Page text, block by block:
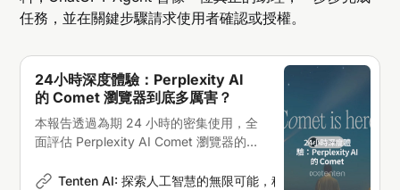
任務，並在關鍵步驟請求使用者確認或授權。
24小時深度體驗：Perplexity AI
的 Comet 瀏覽器到底多厲害？
本報告透過為期 24 小時的密集使用，全
面評估 Perplexity AI Comet 瀏覽器的功
響，揭示其作為 AI 瀏覽器的革命性潛
Tenten AI: 探索人工智慧的無限可能，科技新聞深度解析